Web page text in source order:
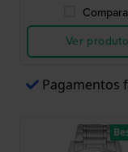
Ver produto
Pagamentos